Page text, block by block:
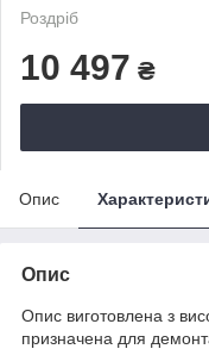
Роздріб
10 497 ₴
Опис
Опис
Опис виготовлена з
призначена для